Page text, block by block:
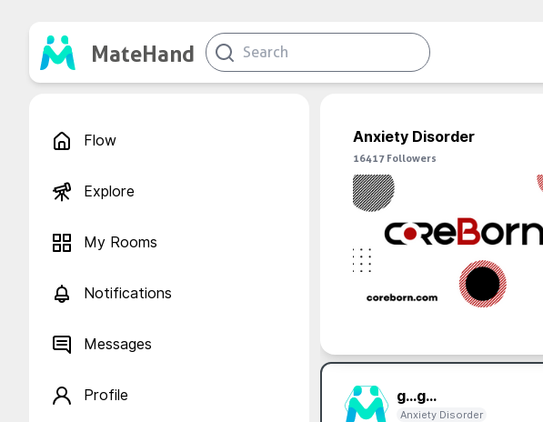
MateHand
Flow
Explore
My Rooms
Notifications
Messages
Profile
Anxiety Disorder
16417 Followers
g...g...
Anxiety Disorder